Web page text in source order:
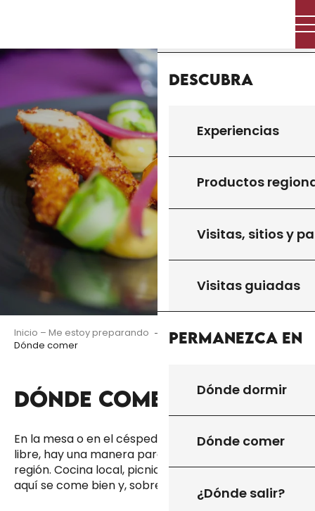
principal
Descubra
Experiencias
Productos
Visitas, sitios y
Visitas guiadas
Permanezca en
Dónde dormir
Dónde comer
¿Dónde salir?
Inicio – Me estoy preparando
Permanezca en
Dónde comer
DÓNDE COMER Ajouter aux
En la mesa o en el césped, en una terraza o al aire
libre, hay una manera para todos de disfrutar de la
región. Cocina local, picnics o posadas en granjas…
aquí se come bien y, sobre todo, con placer.